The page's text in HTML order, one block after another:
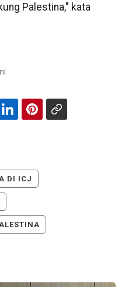
Palestina," kata
DI ICJ